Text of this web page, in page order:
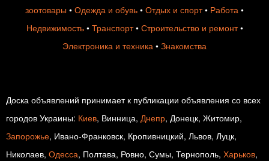
зоотовары • Одежда и обувь • Отдых и спорт• Работа •
Недвижимость• Транспорт• Строительство и ремонт•
Электроника и техника • Знакомства
Доска объявлений принимает к публикации объявления со всех
городов Украины: Киев, Винница, Днепр, Донецк, Житомир,
Запорожье, Ивано-Франковск, Кропивницкий, Львов, Луцк,
Николаев, Одесса, Полтава, Ровно, Сумы, Тернополь, Харьков,